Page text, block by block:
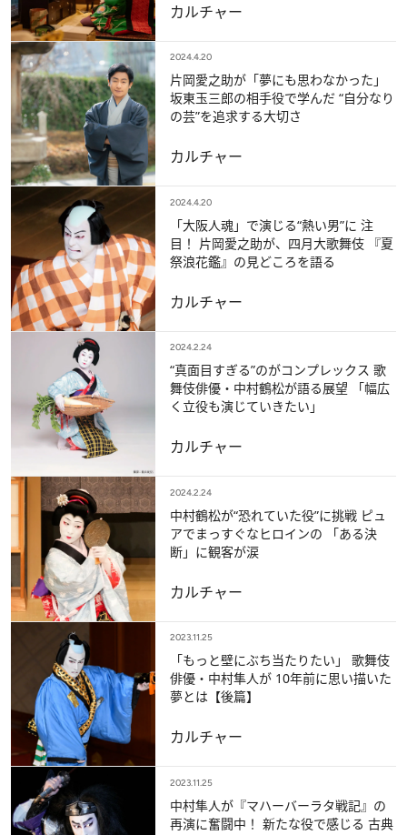
カルチャー
2024.4.20
片岡愛之助が「夢にも思わなかった」
坂東玉三郎の相手役で学んだ “自分なり
の芸”を追求する大切さ
カルチャー
2024.4.20
「大阪人魂」で演じる“熱い男”に 注
目！ 片岡愛之助が、四月大歌舞伎 『夏
祭浪花鑑』の見どころを語る
カルチャー
2024.2.24
“真面目すぎる”のがコンプレックス 歌
舞伎俳優・中村鶴松が語る展望 「幅広
く立役も演じていきたい」
カルチャー
2024.2.24
中村鶴松が“恐れていた役”に挑戦 ピュ
アでまっすぐなヒロインの 「ある決
断」に観客が涙
カルチャー
2023.11.25
「もっと壁にぶち当たりたい」 歌舞伎
俳優・中村隼人が 10年前に思い描いた
夢とは【後篇】
カルチャー
2023.11.25
中村隼人が『マハーバーラタ戦記』の
再演に奮闘中！ 新たな役で感じる 古典